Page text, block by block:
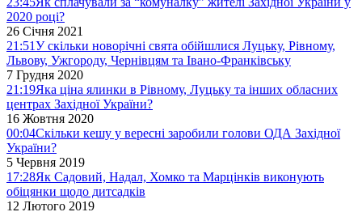
2020 році?
26 Січня 2021
21:51У скільки новорічні свята обійшлися Луцьку, Рівному,
Львову, Ужгороду, Чернівцям та Івано-Франківську
7 Грудня 2020
21:19Яка ціна ялинки в Рівному, Луцьку та інших обласних
центрах Західної України?
16 Жовтня 2020
00:04Скільки кешу у вересні заробили голови ОДА Західної
України?
5 Червня 2019
17:28Як Садовий, Надал, Хомко та Марцінків виконують
обіцянки щодо дитсадків
12 Лютого 2019